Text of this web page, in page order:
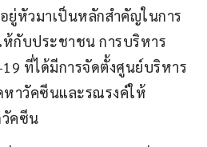
ยู่หัวมาเป็นหลักสำคัญในการ
กับประชาชน การบริหาร
ที่ได้มีการจัดตั้งศูนย์บริหาร
าวัคซีนและรณรงค์ให้
วัคซีน